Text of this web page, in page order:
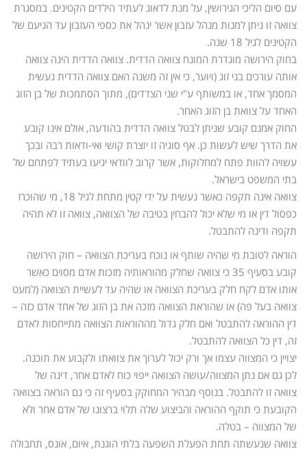
עם סיום הליכי הגירושין, על מנת לדאוג לעתיד הילדים הקטינים. במסגרת
צוואה זו ניתן למנות מנהל עזבון אשר ינהל את כספי העזבון עד הגיעם של
הקטינים לגיל 18 שנה.
בחוק הירושה מוגדרת המונח צוואה הדדית. צוואה הדדית הינה צוואה
אותה עורכים בני זוג (ויוער, כי אין זה משנה האם צוואה הדדית נעשית
המסמך אחד, או במשותף ע"י שני הצדדים), מתוך הסתמכות של בן הזוג
האחד על צוואת בן הזוג האחר.
החוק אמנם קובע שניתן לבטל צוואה הדדית בהודעה, אולם אינו קובע
את הדרך שיש לעשות כן. אף סוגיה זו יוצרת קושי ואי-ודאות רבה ובכך
עשויה להוות פתח למחלוקות, אשר קרוב לוודאי יגיעו בעתיד לפתחם של
בתי המשפט בישראל.
צוואה אינה תקפה כאשר נעשית על ידי קטין מתחת לגיל 18, מי שהוכרז
כפסול דין או מי שלא יכול להבחין בטיבה של הצוואה, צוואה זו לא תהיה
תקפה ודינה להתבטל.
הוראה לטובת מי שהיה שותף או נוכח בעריכת הצוואה – חוק הירושה
קובע בסעיף 35 כי צוואה שחלק מהוראותיה מזכות אדם מסוים כאשר
אותו אדם לקח חלק בעריכת הצוואה או שהיה עד לעשיית הצוואה (למעט
צוואה בעל פה) או שהוראת הצוואה מזכה את בן הזוג של אחד אדם כזה –
דין ההוראה להתבטל ואם חלק גדול מההוראות הצוואה מתייחסות לאדם
זה, דין כל הצוואה להתבטל.
יצויין כי המצווה עצמו אך ורק יכול לערוך את צוואתו ולקבוע את תוכנה.
לכן גם אם נתן המצווה/עושה הצוואה ייפוי כוח לאדם אחר, דינה של
צוואה זו להתבטל. בנוסף מבהיר המחוקק בסעיף זה כי גם הוראה בצוואה
הקובעת כי תוקף ההוראה והביצוע שלה תלוי ברצונו של אדם אחר ולא
של המצווה – בטלה.
צוואה שנעשתה תחת הפעלת השפעה בלתי הוגנת, איום, אונס, תחבולה